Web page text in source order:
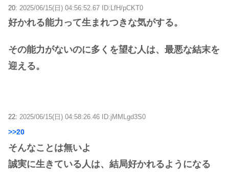
20: 2025/06/15(日) 04:56:52.67 ID:LfH/pCKT0
好かれる能力って生まれつきな気がする。
その能力がないのに多くを望む人は、最悪な結末を
迎える。
22: 2025/06/15(日) 04:58:26.46 ID:jMMLgd3S0
>>20
そんなことは無いよ
誠実に生きている人は、結局好かれるようになる